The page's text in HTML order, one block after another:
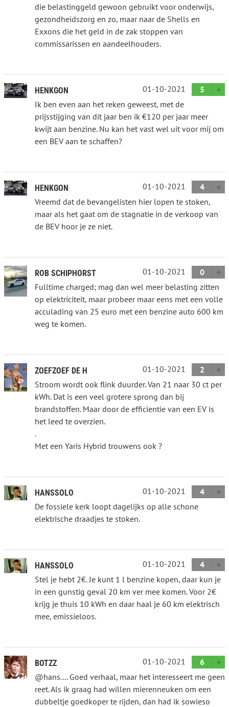
die belastinggeld gewoon gebruikt voor onderwijs,
gezondheidszorg en zo, maar naar de Shells en
Exxons die het geld in de zak stoppen van
commissarissen en aandeelhouders.
HENKGON 01-10-2021
5
Ik ben even aan het reken geweest, met de
prijsstijging van dit jaar ben ik €120 per jaar meer
kwijt aan benzine. Nu kan het vast wel uit voor mij om
een BEV aan te schaffen?
HENKGON 01-10-2021
4
Vreemd dat de bevangelisten hier lopen te stoken,
maar als het gaat om de stagnatie in de verkoop van
de BEV hoor je ze niet.
ROB SCHIPHORST 01-10-2021
0
Fulltime charged; mag dan wel meer belasting zitten
op elektriciteit, maar probeer maar eens met een volle
acculading van 25 euro met een benzine auto 600 km
weg te komen.
ZOEFZOEF DE H 01-10-2021
2
Stroom wordt ook flink duurder. Van 21 naar 30 ct per
kWh. Dat is een veel grotere sprong dan bij
brandstoffen. Maar door de efficientie van een EV is
het leed te overzien.
.
Met een Yaris Hybrid trouwens ook ?
HANSSOLO 01-10-2021
4
De fossiele kerk loopt dagelijks op alle schone
elektrische draadjes te stoken.
HANSSOLO 01-10-2021
4
Stel je hebt 2€. Je kunt 1 l benzine kopen, daar kun je
in een gunstig geval 20 km ver mee komen. Voor 2€
krijg je thuis 10 kWh en daar haal je 60 km elektrisch
mee, emissieloos.
BOTZZ 01-10-2021
6
@hans.... Goed verhaal, maar het interesseert me geen
reet. Als ik graag had willen mierenneuken om een
dubbeltje goedkoper te rijden, dan had ik sowieso